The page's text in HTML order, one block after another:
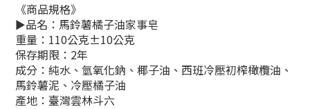
《商品規格》
►品名：馬鈴薯橘子油家事皂
重量：110公克±10公克
保存期限：2年
成分：純水、氫氧化鈉、椰子油、西班冷壓初榨橄欖油、
馬鈴薯泥、冷壓橘子油
產地：臺灣雲林斗六